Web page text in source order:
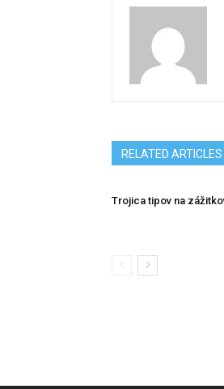
RELATED ARTICLES
Trojica tipov na